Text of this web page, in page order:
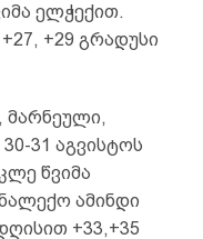
ელჭექით.
+29 გრადუსი
მარნეული,
31 აგვისტოს
წვიმა
ამინდი
+33,+35